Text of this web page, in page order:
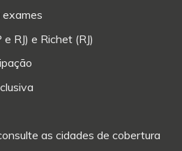
exames
RJ) e Richet (RJ)
as cidades de cobertura